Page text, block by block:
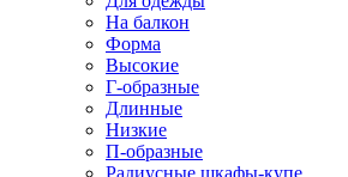
На балкон
Форма
Высокие
Г-образные
Длинные
Низкие
П-образные
Радиусные шкафы-купе